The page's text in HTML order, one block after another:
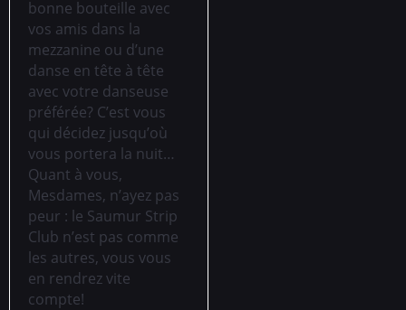
bonne bouteille avec
vos amis dans la
mezzanine ou d’une
danse en tête à tête
avec votre danseuse
préférée? C’est vous
qui décidez jusqu’où
vous portera la nuit…
Quant à vous,
Mesdames, n’ayez pas
peur : le Saumur Strip
Club n’est pas comme
les autres, vous vous
en rendrez vite
compte!